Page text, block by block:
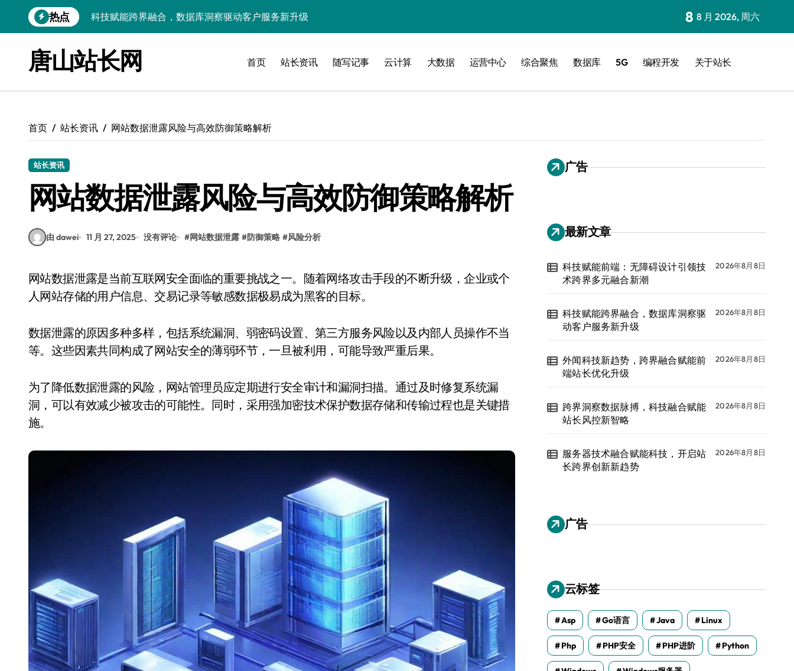
到
热点
外闻科技新趋势，跨界融合赋能前端站长优化升级
服务器技术融合赋能科技，开启站长跨界创新新趋势
服务器技术跨界融合创新，赋能站长掘金科技新蓝海
边缘AI赋能跨界融合，驱动站长资讯生态智变新篇
科技赋能评论解析：技术驱动站长资讯价值新跃迁
科技赋能前端：无障碍设计引领技术跨界多元融合新潮
8 8 月 2026, 周六
唐山站长网 首页 站长资讯 随写记事 云计算 大数据 运营中心 综合聚焦 数据库 5G 编程开发 关于站长
首页 站长资讯 网站数据泄露风险与高效防御策略解析
站长资讯
网站数据泄露风险与高效防御策略解析
由 dawei 11 月 27, 2025 没有评论 #网站数据泄露 #防御策略 #风险分析
网站数据泄露是当前互联网安全面临的重要挑战之一。随着网络攻击手段的不断升级，企业或个
人网站存储的用户信息、交易记录等敏感数据极易成为黑客的目标。
数据泄露的原因多种多样，包括系统漏洞、弱密码设置、第三方服务风险以及内部人员操作不当
等。这些因素共同构成了网站安全的薄弱环节，一旦被利用，可能导致严重后果。
为了降低数据泄露的风险，网站管理员应定期进行安全审计和漏洞扫描。通过及时修复系统漏
洞，可以有效减少被攻击的可能性。同时，采用强加密技术保护数据存储和传输过程也是关键措
施。
广告
最新文章
科技赋能前端：无障碍设计引领技
术跨界多元融合新潮
2026年8月8日
科技赋能跨界融合，数据库洞察驱
动客户服务新升级
2026年8月8日
外闻科技新趋势，跨界融合赋能前
端站长优化升级
2026年8月8日
跨界洞察数据脉搏，科技融合赋能
站长风控新智略
2026年8月8日
服务器技术融合赋能科技，开启站
长跨界创新新趋势
2026年8月8日
广告
云标签
Asp Go语言 Java Linux
Php PHP安全 PHP进阶 Python